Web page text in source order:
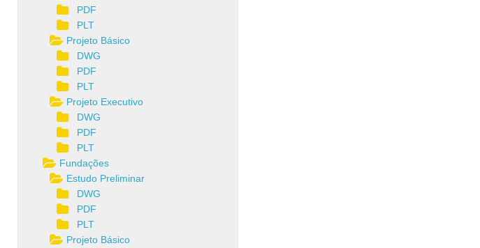
PDF
PLT
Projeto Básico
DWG
PDF
PLT
Projeto Executivo
DWG
PDF
PLT
Fundações
Estudo Preliminar
DWG
PDF
PLT
Projeto Básico